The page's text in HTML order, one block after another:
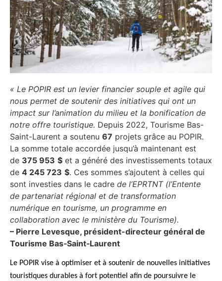
« Le POPIR est un levier financier souple et agile qui
nous permet de soutenir des initiatives qui ont un
impact sur l’animation du milieu et la bonification de
notre offre touristique. Depuis 2022, Tourisme Bas-
Saint-Laurent a soutenu 67 projets grâce au POPIR.
La somme totale accordée jusqu’à maintenant est
de 375 953 $ et a généré des investissements totaux
de 4 245 723 $. Ces sommes s’ajoutent à celles qui
sont investies dans le cadre de l’EPRTNT (l’Entente
de partenariat régional et de transformation
numérique en tourisme, un programme en
collaboration avec le ministère du Tourisme).
– Pierre Levesque, président-directeur général de
Tourisme Bas‑Saint‑Laurent
Le POPIR vise à optimiser et à soutenir de nouvelles initiatives
touristiques durables à fort potentiel afin de poursuivre le